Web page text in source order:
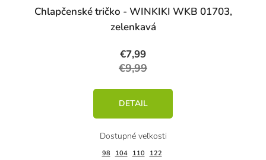
Chlapčenské tričko - WINKIKI WKB 01703,
zelenkavá
€7,99
€9,99
DETAIL
98 104 110 122